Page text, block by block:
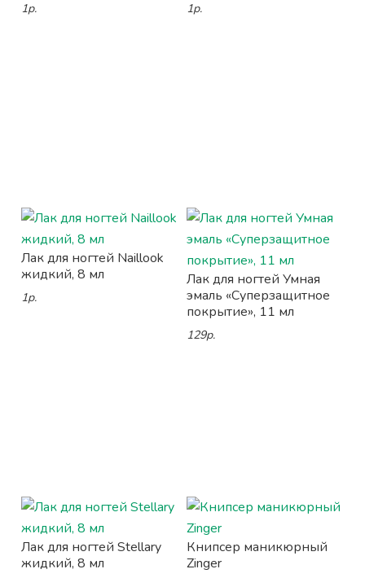
1р. 1р.
Лак для ногтей Naillook
жидкий, 8 мл
1р.
Лак для ногтей Умная
эмаль «Суперзащитное
покрытие», 11 мл
129р.
Лак для ногтей Stellary
жидкий, 8 мл
Книпсер маникюрный
Zinger